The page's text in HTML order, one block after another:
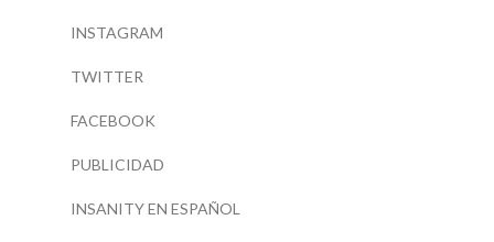
INSTAGRAM
TWITTER
FACEBOOK
PUBLICIDAD
INSANITY EN ESPAÑOL